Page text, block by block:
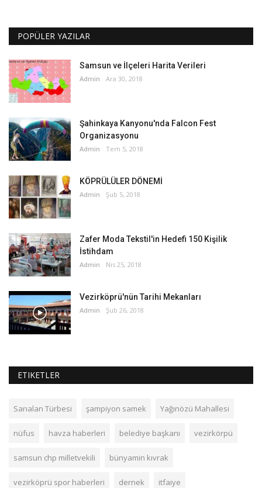
POPÜLER YAZILAR
Samsun ve İlçeleri Harita Verileri
Admin Ara 30, 2018
Şahinkaya Kanyonu'nda Falcon Fest
Organizasyonu
Admin Tem 5, 2018
KÖPRÜLÜLER DÖNEMİ
Admin Şub 5, 2018
Zafer Moda Tekstil'in Hedefi 150 Kişilik
İstihdam
Admin Nis 25, 2018
Vezirköprü'nün Tarihi Mekanları
Admin Şub 26, 2018
ETIKETLER
Sarıalan Türbesi şampiyon samek Yağınözü Mahallesi
nüfus havza haberleri belediye başkanı vezirkörpü
samsun chp milletvekili bünyamin kıvrak
vezirköprü spor haberleri dernek itfaiye